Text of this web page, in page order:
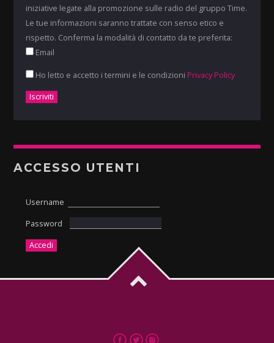
iniziative legate alla promozione sulle radio del gruppo Time.
Le tue informazioni saranno trattate con senso etico e
rispetto. Conferma la modalità di contatto da te preferita:
Email
Ho letto e accetto i termini e le condizioni Privacy Policy
ACCESSO UTENTI
Username
Password